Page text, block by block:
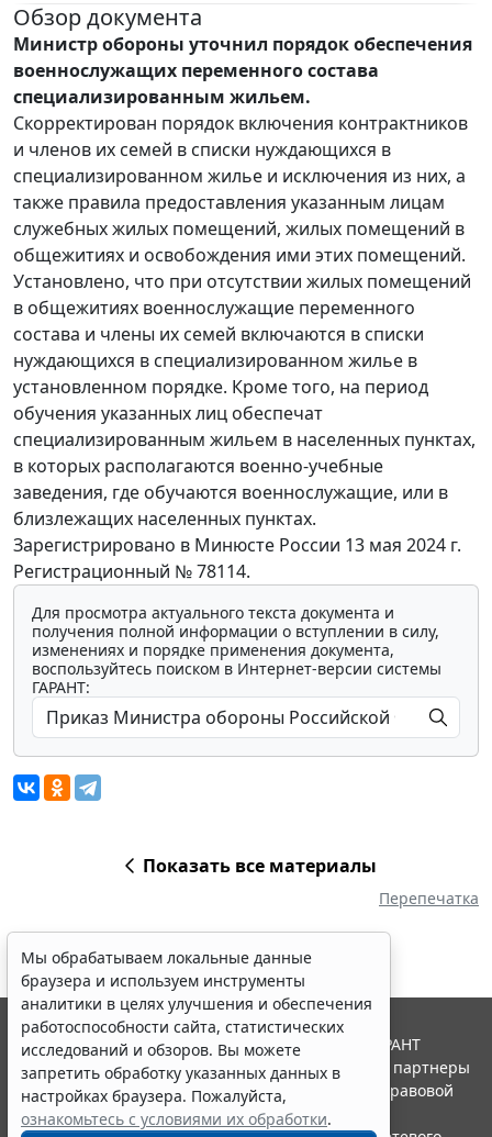
Обзор документа
Министр обороны уточнил порядок обеспечения
военнослужащих переменного состава
специализированным жильем.
Скорректирован порядок включения контрактников
и членов их семей в списки нуждающихся в
специализированном жилье и исключения из них, а
также правила предоставления указанным лицам
служебных жилых помещений, жилых помещений в
общежитиях и освобождения ими этих помещений.
Установлено, что при отсутствии жилых помещений
в общежитиях военнослужащие переменного
состава и члены их семей включаются в списки
нуждающихся в специализированном жилье в
установленном порядке. Кроме того, на период
обучения указанных лиц обеспечат
специализированным жильем в населенных пунктах,
в которых располагаются военно-учебные
заведения, где обучаются военнослужащие, или в
близлежащих населенных пунктах.
Зарегистрировано в Минюсте России 13 мая 2024 г.
Регистрационный № 78114.
Для просмотра актуального текста документа и
получения полной информации о вступлении в силу,
изменениях и порядке применения документа,
воспользуйтесь поиском в Интернет-версии системы
ГАРАНТ:
Показать все материалы
Перепечатка
Мы обрабатываем локальные данные
браузера и используем инструменты
аналитики в целях улучшения и обеспечения
работоспособности сайта, статистических
исследований и обзоров. Вы можете
запретить обработку указанных данных в
настройках браузера. Пожалуйста,
ознакомьтесь с условиями их обработки.
© ООО "НПП "ГАРАНТ-СЕРВИС", 2026. Система ГАРАНТ
выпускается с 1990 года. Компания "Гарант" и ее партнеры
являются участниками Российской ассоциации правовой
информации ГАРАНТ.